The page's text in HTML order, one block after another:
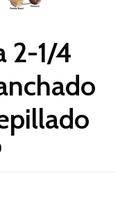
2-1/4